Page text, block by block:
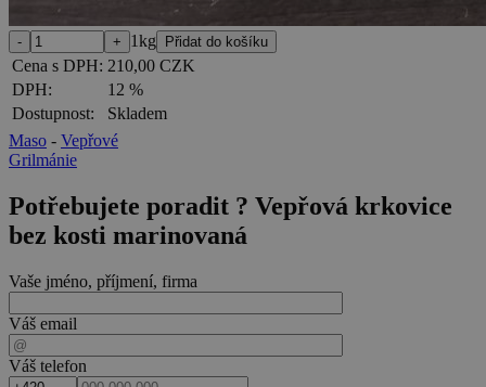
1kg
Cena s DPH: 210,00 CZK
DPH:
12 %
Dostupnost:
Skladem
Maso - Vepřové
Grilmánie
Potřebujete poradit ? Vepřová krkovice
bez kosti marinovaná
Vaše jméno, příjmení, firma
Váš email
Váš telefon